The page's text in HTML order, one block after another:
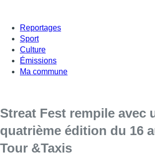
Reportages
Sport
Culture
Émissions
Ma commune
Streat Fest rempile avec
quatrième édition du 16
Tour &Taxis